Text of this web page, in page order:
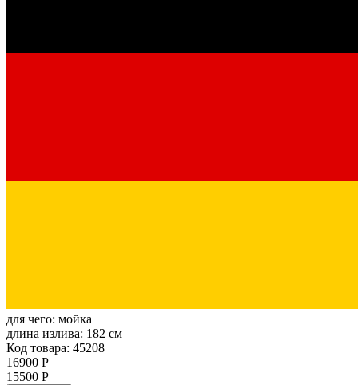
для чего: мойка
длина излива: 182 см
Код товара: 45208
16900 Р
15500 Р